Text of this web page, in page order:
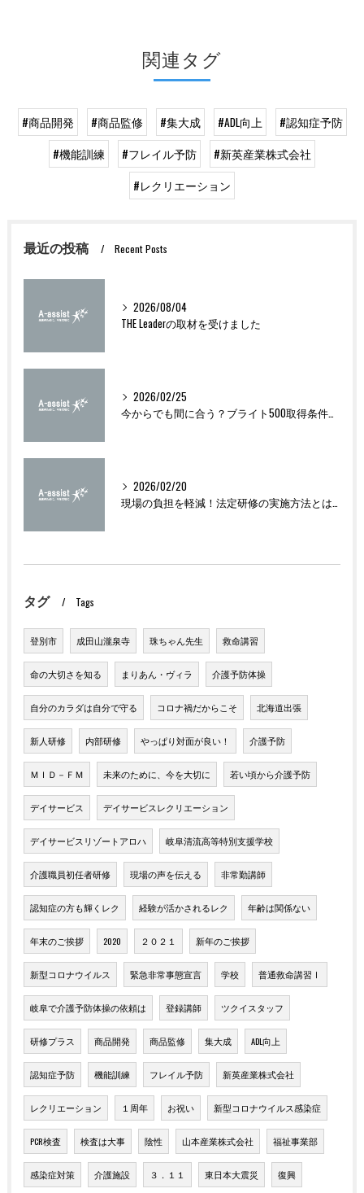
関連タグ
#商品開発 #商品監修 #集大成 #ADL向上
#認知症予防
#機能訓練
#フレイル予防
#新英産業株式会社
#レクリエーション
最近の投稿 Recent Posts
2026/08/04
THE Leaderの取材を受けました
2026/02/25
今からでも間に合う？ブライト500取得条件をわかりやすく解説
2026/02/20
現場の負担を軽減！法定研修の実施方法とは？
タグ Tags
登別市 成田山瀧泉寺 珠ちゃん先生 救命講習
命の大切さを知る まりあん・ヴィラ 介護予防体操
自分のカラダは自分で守る コロナ禍だからこそ 北海道出張
新人研修 内部研修 やっぱり対面が良い！ 介護予防
ＭＩＤ－ＦＭ 未来のために、今を大切に 若い頃から介護予防
デイサービス デイサービスレクリエーション
デイサービスリゾートアロハ 岐阜清流高等特別支援学校
介護職員初任者研修 現場の声を伝える 非常勤講師
認知症の方も輝くレク 経験が活かされるレク 年齢は関係ない
年末のご挨拶 2020 ２０２１ 新年のご挨拶
新型コロナウイルス 緊急非常事態宣言 学校 普通救命講習Ⅰ
岐阜で介護予防体操の依頼は 登録講師 ツクイスタッフ
研修プラス 商品開発 商品監修 集大成 ADL向上
認知症予防 機能訓練 フレイル予防 新英産業株式会社
レクリエーション １周年 お祝い 新型コロナウイルス感染症
PCR検査 検査は大事 陰性 山本産業株式会社 福祉事業部
感染症対策 介護施設 ３．１１ 東日本大震災 復興